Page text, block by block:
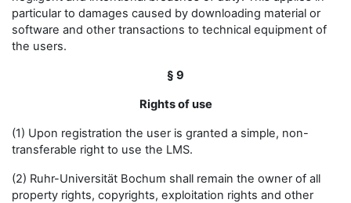
particular to damages caused by downloading material or
software and other transactions to technical equipment of
the users.
§ 9
Rights of use
(1) Upon registration the user is granted a simple, non-
transferable right to use the LMS.
(2) Ruhr-Universität Bochum shall remain the owner of all
property rights, copyrights, exploitation rights and other